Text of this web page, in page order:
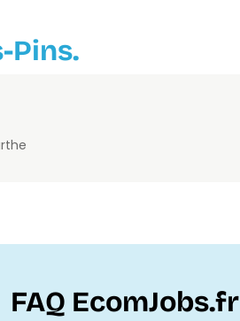
Pins.
FAQ EcomJobs.fr